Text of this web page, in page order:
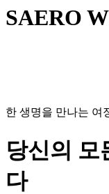
SAERO
한 생명을 만나는 여
당신의 모
다